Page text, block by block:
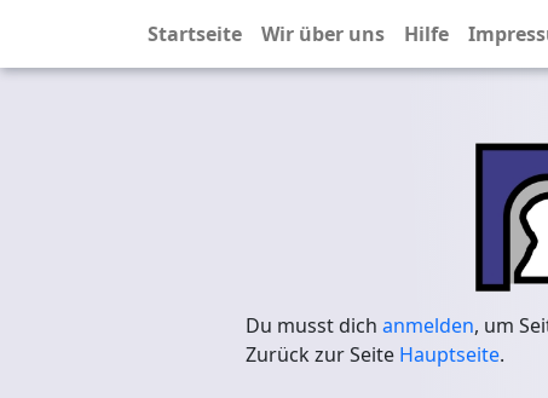
Startseite Wir über uns Hilfe
Du musst dich anmelden, um
Zurück zur Seite Hauptseite.